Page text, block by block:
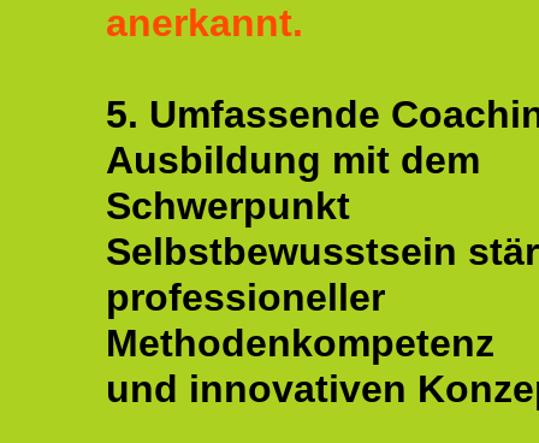
anerkannt.
5. Umfassende
Ausbildung mit dem
Schwerpunkt
Selbstbewusstsein
professioneller
Methodenkompetenz
und innovativen